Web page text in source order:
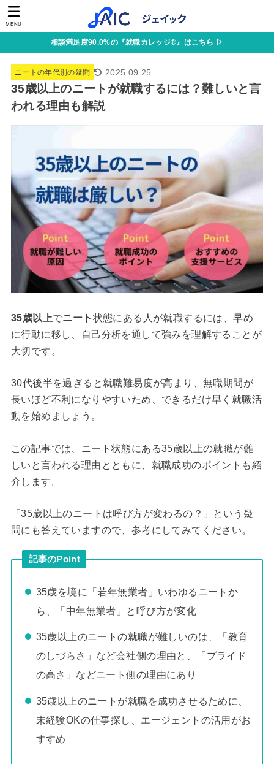
MENU
相談満足度90.0%の『就職カレッジ®』はこちら ▷
ニートの年代別の疑問 2025.09.25
35歳以上のニートが就職するには？難しいと言
われる理由も解説
35歳以上でニート 状態にある人が就職するには、早め
に行動に移し、自己分析を通して強みを理解することが
大切です。
30代後半を過ぎると就職難易度が高まり、無職期間が
長いほど不利になりやすいため、できるだけ早く就職活
動を始めましょう。
この記事では、ニート状態にある35歳以上の就職が難
しいと言われる理由とともに、就職成功のポイントも紹
介します。
「35歳以上のニートは呼び方が変わるの？」という疑
問にも答えていますので、参考にしてみてください。
記事のPoint
35歳を境に「若年無業者」いわゆるニートか
ら、「中年無業者」と呼び方が変化
35歳以上のニートの就職が難しいのは、「教育
のしづらさ」など会社側の理由と、「プライド
の高さ」などニート側の理由にあり
35歳以上のニートが就職を成功させるために、
未経験OKの仕事探し、エージェントの活用がお
すすめ